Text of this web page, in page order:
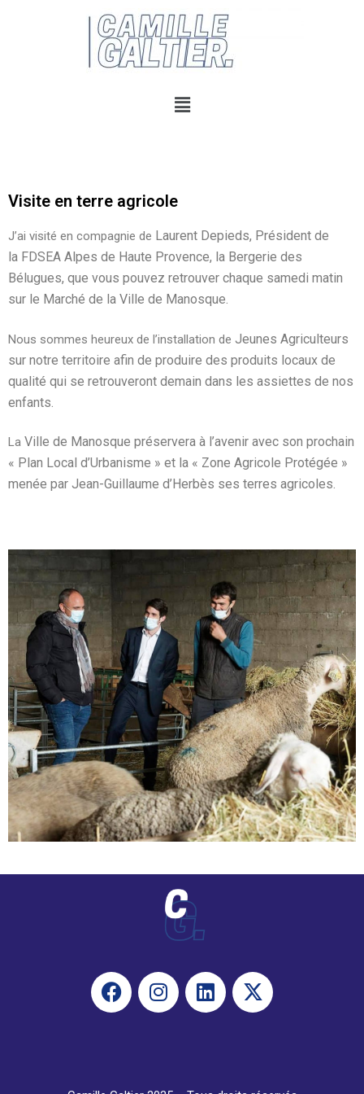
Visite en terre agricole
J’ai visité en compagnie de Laurent Depieds, Président de
la FDSEA Alpes de Haute Provence, la Bergerie des
Bélugues, que vous pouvez retrouver chaque samedi matin
sur le Marché de la Ville de Manosque.
Nous sommes heureux de l’installation de Jeunes Agriculteurs
sur notre territoire afin de produire des produits locaux de
qualité qui se retrouveront demain dans les assiettes de nos
enfants.
La Ville de Manosque préservera à l’avenir avec son prochain
« Plan Local d’Urbanisme » et la « Zone Agricole Protégée »
menée par Jean-Guillaume d’Herbès ses terres agricoles.